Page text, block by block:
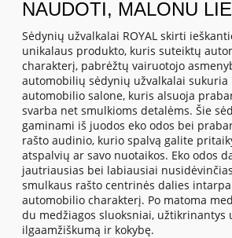
NAUDOTI, MALONU
Sėdynių užvalkalai ROYAL skirti
unikalaus produkto, kuris suteiktų
charakterį, pabrėžtų vairuotojo
automobilių sėdynių užvalkalai
automobilio salone, kuris alsuoja
svarba net smulkioms detalėms. Šie
gaminami iš juodos eko odos bei
rašto audinio, kurio spalvą galite
atspalvių ar savo nuotaikos. Eko odos
jautriausias bei labiausiai
smulkaus rašto centrinės dalies
automobilio charakterį. Po matoma
du medžiagos sluoksniai, užtikrinantys
ilgaamžiškumą ir kokybę.